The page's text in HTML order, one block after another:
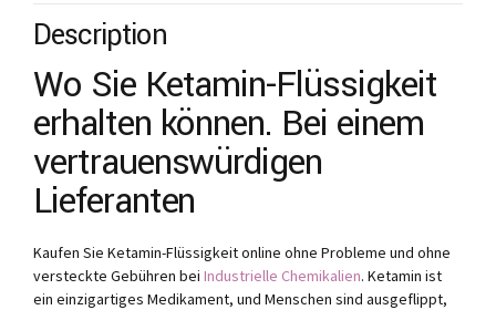
Description
Wo Sie Ketamin-Flüssigkeit
erhalten können. Bei einem
vertrauenswürdigen
Lieferanten
Kaufen Sie Ketamin-Flüssigkeit online ohne Probleme und ohne
versteckte Gebühren bei Industrielle Chemikalien. Ketamin ist
ein einzigartiges Medikament, und Menschen sind ausgeflippt,